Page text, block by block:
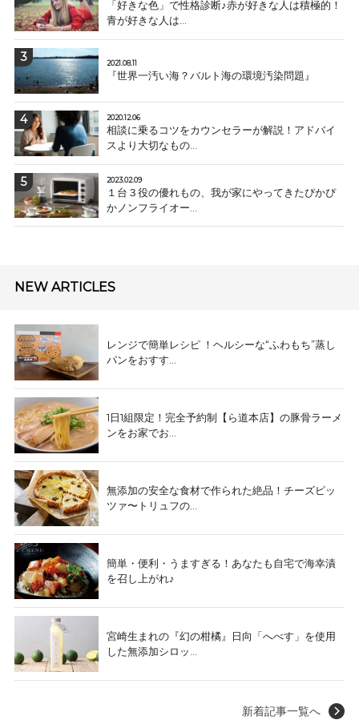
「好きな色」で性格診断♪赤が好きな人は積極的！
青が好きな人は...
2021.08.11
『世界一汚い海？バルト海の環境汚染問題』
2020.12.06
相談に乗るコツをカウンセラーが解説！アドバイ
スより大切なもの...
2023.02.09
１台３役の優れもの、我が家にやってきたぴかぴ
かノンフライオー...
NEW ARTICLES
レンジで簡単レシピ ！ヘルシーな“ふわもち”蒸し
パンをおすす...
1日1組限定！完全予約制【ら道本店】の豚骨ラーメ
ンをお家でお...
無添加の安全な食材で作られた絶品！チーズピッ
ツァ〜トリュフの...
簡単・便利・うますぎる！あなたも自宅で海幸漬
を召し上がれ♪
宮崎生まれの『幻の柑橘』日向「へべす」を使用
した無添加シロッ...
新着記事一覧へ